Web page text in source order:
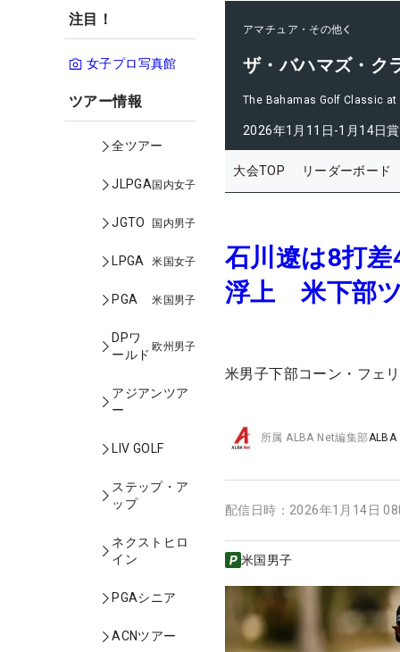
注目！
女子プロ写真館
ツアー情報
全ツアー
JLPGA国内女子
JGTO 国内男子
LPGA 米国女子
PGA 米国男子
DPワ
ールド
欧州男子
アジアンツア
ー
LIV GOLF
ステップ・ア
ップ
ネクストヒロ
イン
PGAシニア
ACNツアー
アマチュア・その他
ザ・バハマズ・ク
The Bahamas Golf Classic
2026年1月11日-1月14日
大会TOP リーダーボード
石川遼は8打
浮上 米下部
米男子下部コーン・フェ
所属ALBA Net編集部ALBA
配信日時： 2026年1月14日
米国男子